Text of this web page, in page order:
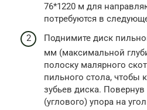
76*1220 м для
потребуются в
Поднимите диск
мм (максимальной
полоску малярного
пильного стола, чтобы
зубьев диска.
(углового) упора на